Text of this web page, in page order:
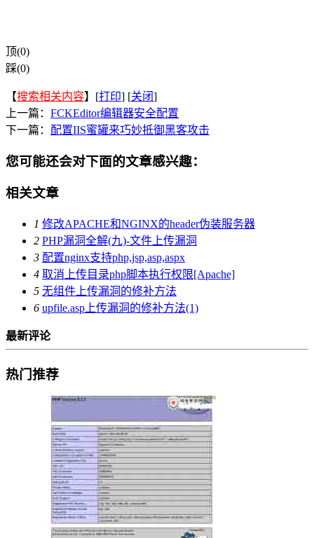
顶(0)
踩(0)
【搜索相关内容】[打印] [关闭]
上一篇： FCKEditor编辑器安全配置
下一篇： 配置IIS蜜罐来巧妙抵御黑客攻击
您可能还会对下面的文章感兴趣：
相关文章
1 修改APACHE和NGINX的header伪装服务器
2 PHP漏洞全解(九)-文件上传漏洞
3 配置nginx支持php,jsp,asp,aspx
4 取消上传目录php脚本执行权限[Apache]
5 无组件上传漏洞的修补方法
6 upfile.asp上传漏洞的修补方法(1)
最新评论
热门推荐